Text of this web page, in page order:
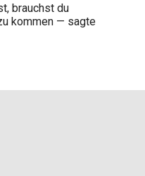
brauchst du
kommen — sagte